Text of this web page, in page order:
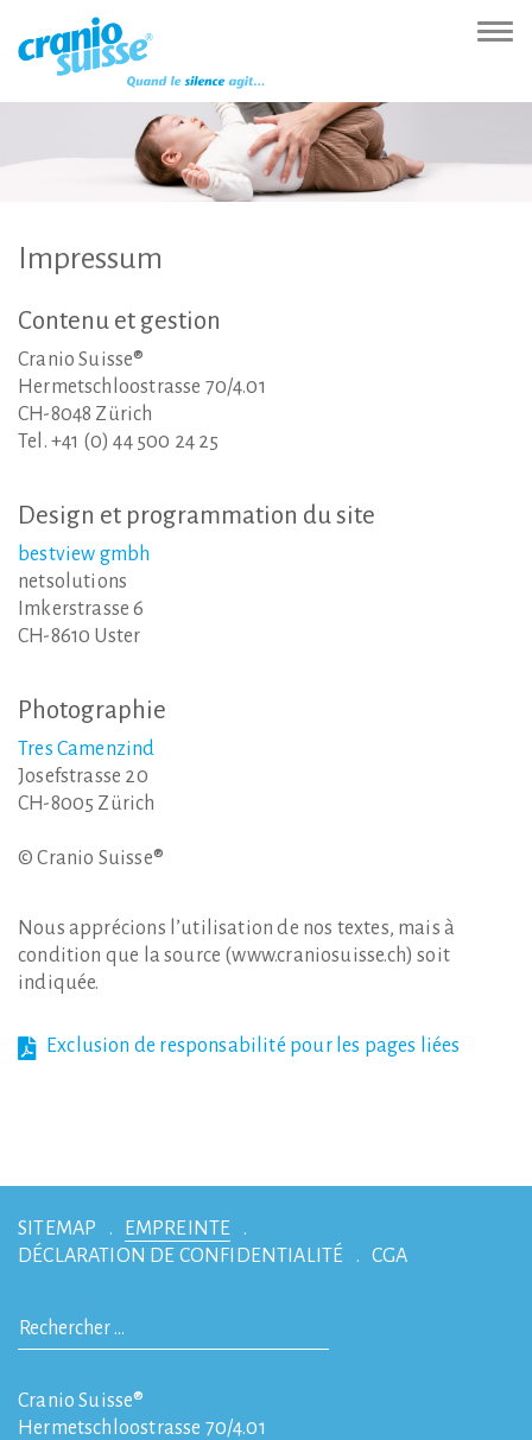
(Accesskey
Hauptnavigation
(Accesskey
Inhalt
(Accesskey
Sprachumschaltung
(Accesskey
Impressum
Contenu et gestion
Cranio Suisse®
Hermetschloostrasse 70/4.01
CH-8048 Zürich
Tel. +41 (0) 44 500 24 25
Design et programmation dusite
bestview gmbh
netsolutions
Imkerstrasse 6
CH-8610 Uster
Photographie
Tres Camenzind
Josefstrasse 20
CH-8005 Zürich
© Cranio Suisse®
Nous apprécions l’utilisation de nos textes, mais à
condition que la source (www.craniosuisse.ch) soit
indiquée.
Exclusion de responsabilité pour les pages liées
SITEMAP
EMPREINTE
DÉCLARATION DE CONFIDENTIALITÉ
CGA
Cranio Suisse®
Hermetschloostrasse 70/4.01